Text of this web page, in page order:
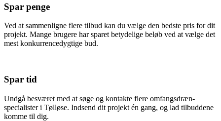
Spar penge
Ved at sammenligne flere tilbud kan du vælge den bedste pris for dit
projekt. Mange brugere har sparet betydelige beløb ved at vælge det
mest konkurrencedygtige bud.
Spar tid
Undgå besværet med at søge og kontakte flere omfangsdræn-
specialister i Tølløse. Indsend dit projekt én gang, og lad tilbuddene
komme til dig.